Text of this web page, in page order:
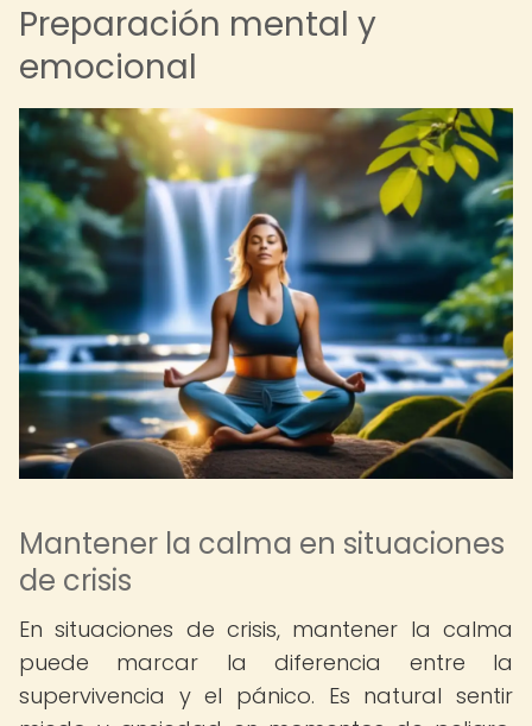
Preparación mental y
emocional
Mantener la calma en situaciones
de crisis
En situaciones de crisis, mantener la calma
puede marcar la diferencia entre la
supervivencia y el pánico. Es natural sentir